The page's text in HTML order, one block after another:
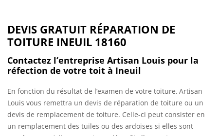
DEVIS GRATUIT RÉPARATION DE
TOITURE INEUIL 18160
Contactez l’entreprise Artisan Louis pour la
réfection de votre toit à Ineuil
En fonction du résultat de l’examen de votre toiture, Artisan
Louis vous remettra un devis de réparation de toiture ou un
devis de remplacement de toiture. Celle-ci peut consister en
un remplacement des tuiles ou des ardoises si elles sont